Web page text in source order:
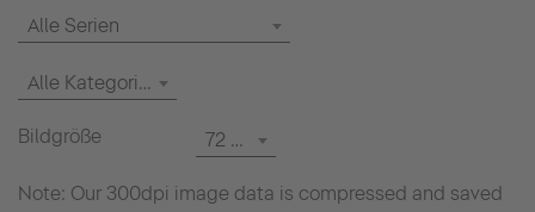
Alle Serien
Alle Kategorien
Bildgröße 72 dpi
Note: Our 300dpi image data is compressed and saved